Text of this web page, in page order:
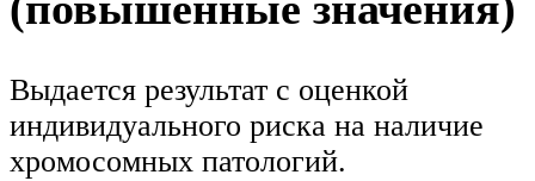
Выдается результат с оценкой
индивидуального риска на наличие
хромосомных патологий.